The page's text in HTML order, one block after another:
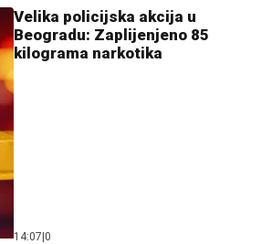
Velika policijska akcija u
Beogradu: Zaplijenjeno 85
kilograma narkotika
14:07 0